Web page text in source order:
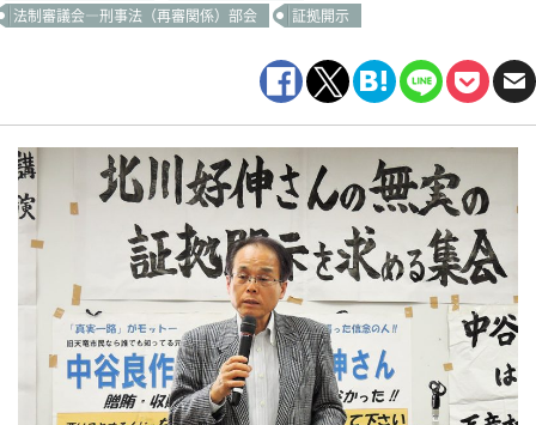
法制審議会―刑事法（再審関係）部会
証拠開示